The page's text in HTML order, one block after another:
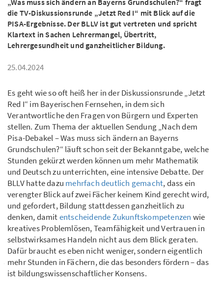
„Was muss sich ändern an Bayerns Grundschulen?“ fragt
die TV-Diskussionsrunde „Jetzt Red I“ mit Blick auf die
PISA-Ergebnisse. Der BLLV ist gut vertreten und spricht
Klartext in Sachen Lehrermangel, Übertritt,
Lehrergesundheit und ganzheitlicher Bildung.
25.04.2024
Es geht wie so oft heiß her in der Diskussionsrunde „Jetzt
Red I“ im Bayerischen Fernsehen, in dem sich
Verantwortliche den Fragen von Bürgern und Experten
stellen. Zum Thema der aktuellen Sendung „Nach dem
Pisa-Debakel – Was muss sich ändern an Bayerns
Grundschulen?“ läuft schon seit der Bekanntgabe, welche
Stunden gekürzt werden können um mehr Mathematik
und Deutsch zu unterrichten, eine intensive Debatte. Der
BLLV hatte dazu mehrfach deutlich gemacht, dass ein
verengter Blick auf zwei Fächer keinem Kind gerecht wird,
und gefordert, Bildung stattdessen ganzheitlich zu
denken, damitentscheidende Zukunftskompetenzen wie
kreatives Problemlösen, Teamfähigkeit und Vertrauen in
selbstwirksames Handeln nicht aus dem Blick geraten.
Dafür braucht es eben nicht weniger, sondern eigentlich
mehr Stunden in Fächern, die das besonders fördern – das
ist bildungswissenschaftlicher Konsens.